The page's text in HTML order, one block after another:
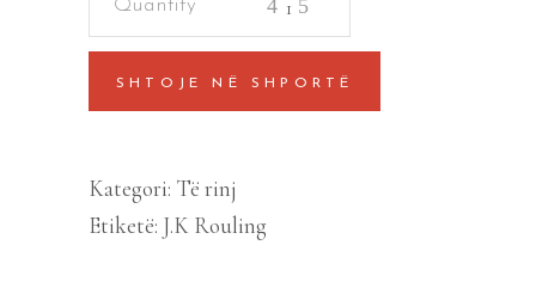
quantity
SHTOJE NË SHPORTË
Kategori: Të rinj
Etiketë: J.K Rouling